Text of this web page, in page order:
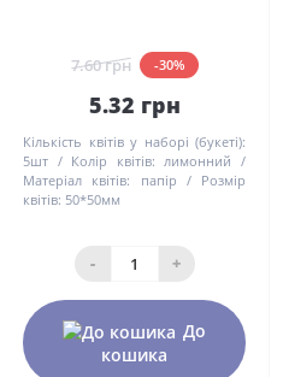
7.60 грн -30%
5.32 грн
Кількість квітів у наборі (букеті):
5шт
Колір квітів: лимонний
Матеріал квітів:
папір
Розмір
квітів: 50*50мм
- +
До
кошика